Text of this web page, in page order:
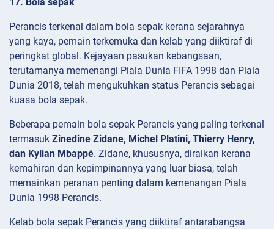
Perancis terkenal dalam bola sepak kerana sejarahnya
yang kaya, pemain terkemuka dan kelab yang diiktiraf di
peringkat global. Kejayaan pasukan kebangsaan,
terutamanya memenangi Piala Dunia FIFA 1998 dan Piala
Dunia 2018, telah mengukuhkan status Perancis sebagai
kuasa bola sepak.
Beberapa pemain bola sepak Perancis yang paling terkenal
termasuk Zinedine Zidane, Michel Platini, Thierry Henry,
dan Kylian Mbappé. Zidane, khususnya, diraikan kerana
kemahiran dan kepimpinannya yang luar biasa, telah
memainkan peranan penting dalam kemenangan Piala
Dunia 1998 Perancis.
Kelab bola sepak Perancis yang diiktiraf antarabangsa